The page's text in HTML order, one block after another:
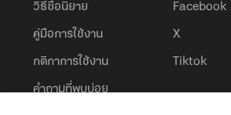
วิธีซื้อนิยาย
คู่มือการใช้งาน
กติกาการใช้งาน
คำถามที่พบบ่อย
Facebook
X
Tiktok